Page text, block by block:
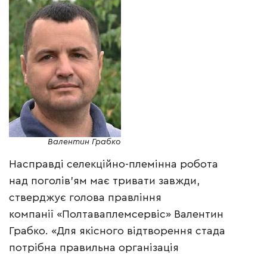
Валентин Грабко
Насправді селекційно-племінна робота
над поголів’ям має тривати завжди,
стверджує голова правління
компанії «Полтаваплемсервіс» Валентин
Грабко. «Для якісного відтворення стада
потрібна правильна організація